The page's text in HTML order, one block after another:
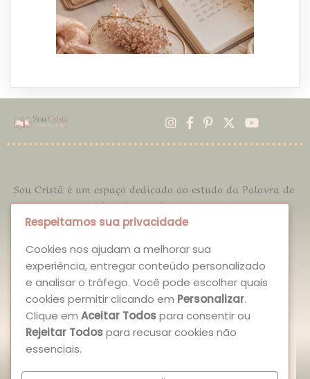
Sou Cristã é um espaço dedicado ao estudo da Palavra de
Deus, com conteúdos bíblicos, devocionais, reflexões,
discipulado, dinâmicas, dicas de leituras, entre outros.
conhecimento das Escrituras e inspirar vidas que
pratiquem o Ide com amor, sabedoria e para honra e
glória do Senhor.
Respeitamos sua privacidade
Cookies nos ajudam a melhorar sua
experiência, entregar conteúdo personalizado
e analisar o tráfego. Você pode escolher quais
cookies permitir clicando em Personalizar.
Clique em Aceitar Todospara consentir ou
Rejeitar Todospara recusar cookies não
essenciais.